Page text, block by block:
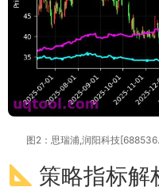
图2：思瑞浦,润阳科技
策略指标解